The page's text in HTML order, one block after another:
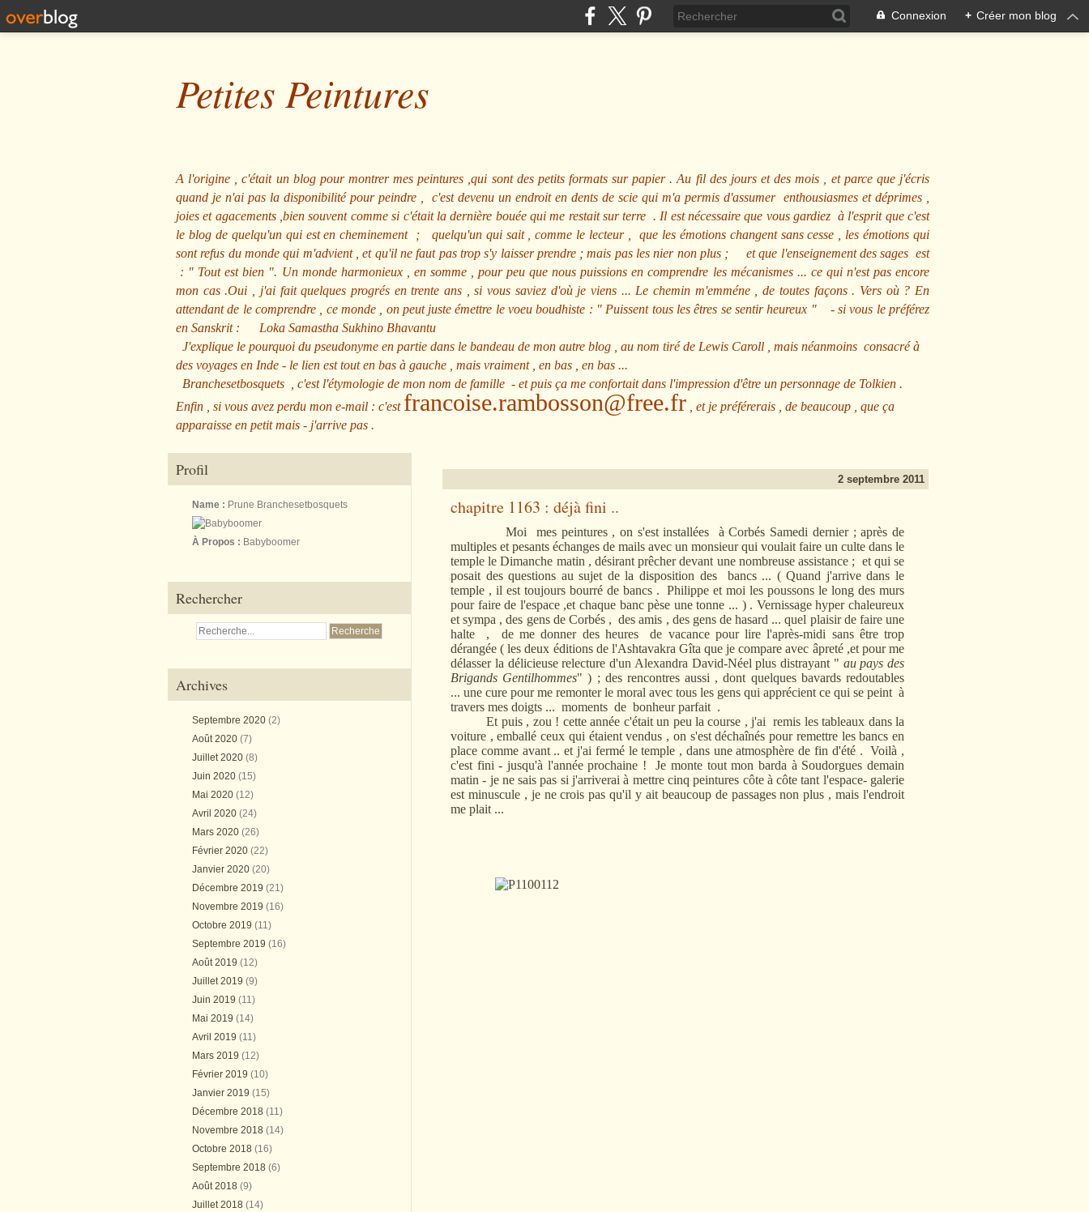
Connexion + Créer mon blog
Petites Peintures
A l'origine , c'était un blog pour montrer mes peintures ,qui sont des petits formats sur papier . Au fil des jours et des mois , et parce que j'écris
quand je n'ai pas la disponibilité pour peindre , c'est devenu un endroit en dents de scie qui m'a permis d'assumer enthousiasmes et déprimes ,
joies et agacements ,bien souvent comme si c'était la dernière bouée qui me restait sur terre . Il est nécessaire que vous gardiez à l'esprit que c'est
le blog de quelqu'un qui est en cheminement ; quelqu'un qui sait , comme le lecteur , que les émotions changent sans cesse , les émotions qui
sont refus du monde qui m'advient , et qu'il ne faut pas trop s'y laisser prendre ; mais pas les nier non plus ; et que l'enseignement des sages est
: " Tout est bien ". Un monde harmonieux , en somme , pour peu que nous puissions en comprendre les mécanismes ... ce qui n'est pas encore
mon cas .Oui , j'ai fait quelques progrés en trente ans , si vous saviez d'où je viens ... Le chemin m'emméne , de toutes façons . Vers où ? En
attendant de le comprendre , ce monde , on peut juste émettre le voeu boudhiste : " Puissent tous les êtres se sentir heureux " - si vous le préférez
en Sanskrit : Loka Samastha Sukhino Bhavantu
J'explique le pourquoi du pseudonyme en partie dans le bandeau de mon autre blog , au nom tiré de Lewis Caroll , mais néanmoins consacré à
des voyages en Inde - le lien est tout en bas à gauche , mais vraiment , en bas , en bas ...
Branchesetbosquets
, c'est l'étymologie de mon nom de famille - et puis ça me confortait dans l'impression d'être un personnage de Tolkien .
Enfin , si vous avez perdu mon e-mail : c'est francoise.rambosson@free.fr , et je préférerais , de beaucoup , que ça
apparaisse en petit mais - j'arrive pas .
Profil
Name : Prune Branchesetbosquets
À Propos : Babyboomer
Rechercher
Archives
Septembre 2020 (2)
Août 2020 (7)
Juillet 2020 (8)
Juin 2020 (15)
Mai 2020 (12)
Avril 2020 (24)
Mars 2020 (26)
Février 2020 (22)
Janvier 2020 (20)
Décembre 2019 (21)
Novembre 2019 (16)
Octobre 2019 (11)
Septembre 2019 (16)
Août 2019 (12)
Juillet 2019 (9)
Juin 2019 (11)
Mai 2019 (14)
Avril 2019 (11)
Mars 2019 (12)
Février 2019 (10)
Janvier 2019 (15)
Décembre 2018 (11)
Novembre 2018 (14)
Octobre 2018 (16)
Septembre 2018 (6)
Août 2018 (9)
Juillet 2018 (14)
2 septembre 2011
chapitre 1163 : déjà fini ..
Moi mes peintures , on s'est installées à Corbés Samedi dernier ; après de
multiples et pesants échanges de mails avec un monsieur qui voulait faire un culte dans le
temple le Dimanche matin , désirant prêcher devant une nombreuse assistance ; et qui se
posait des questions au sujet de la disposition des bancs ... ( Quand j'arrive dans le
temple , il est toujours bourré de bancs . Philippe et moi les poussons le long des murs
pour faire de l'espace ,et chaque banc pèse une tonne ... ) . Vernissage hyper chaleureux
et sympa , des gens de Corbés , des amis , des gens de hasard ... quel plaisir de faire une
halte , de me donner des heures de vacance pour lire l'après-midi sans être trop
dérangée ( les deux éditions de l'Ashtavakra Gîta que je compare avec âpreté ,et pour me
délasser la délicieuse relecture d'un Alexandra David-Néel plus distrayant " au pays des
Brigands Gentilhommes" ) ; des rencontres aussi , dont quelques bavards redoutables
... une cure pour me remonter le moral avec tous les gens qui apprécient ce qui se peint à
travers mes doigts ... moments de bonheur parfait .
Et puis , zou ! cette année c'était un peu la course , j'ai remis les tableaux dans la
voiture , emballé ceux qui étaient vendus , on s'est déchaînés pour remettre les bancs en
place comme avant .. et j'ai fermé le temple , dans une atmosphère de fin d'été . Voilà ,
c'est fini - jusqu'à l'année prochaine ! Je monte tout mon barda à Soudorgues demain
matin - je ne sais pas si j'arriverai à mettre cinq peintures côte à côte tant l'espace- galerie
est minuscule , je ne crois pas qu'il y ait beaucoup de passages non plus , mais l'endroit
me plait ...